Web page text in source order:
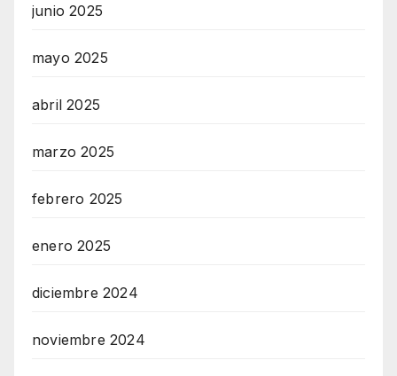
junio 2025
mayo 2025
abril 2025
marzo 2025
febrero 2025
enero 2025
diciembre 2024
noviembre 2024